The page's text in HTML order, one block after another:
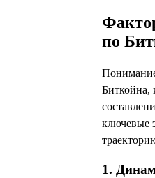
по
Биткойна,
ключевые
1.